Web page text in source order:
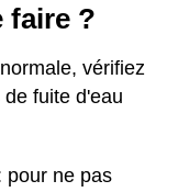
faire ?
vérifiez
fuite d'eau
pour ne pas